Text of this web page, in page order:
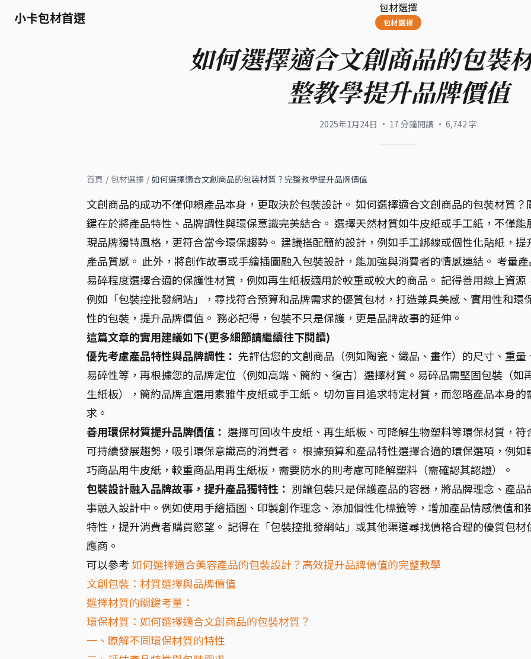
小卡包材首選
包材選擇
包材選擇
如何選擇適合文創商品的包裝
整教學提升品牌價值
2025年1月24日 · 17 分鐘閱讀 · 6,742 字
首頁 / 包材選擇 / 如何選擇適合文創商品的包裝材質？完整教學提升品牌價值
文創商品的成功不僅仰賴產品本身，更取決於包裝設計。 如何選擇適合文創商品的包裝材質？
鍵在於將產品特性、品牌調性與環保意識完美結合。 選擇天然材質如牛皮紙或手工紙，不僅能
現品牌獨特風格，更符合當今環保趨勢。 建議搭配簡約設計，例如手工綁線或個性化貼紙，提
產品質感。 此外，將創作故事或手繪插圖融入包裝設計，能加強與消費者的情感連結。 考量
易碎程度選擇合適的保護性材質，例如再生紙板適用於較重或較大的商品。 記得善用線上資源
例如「包裝控批發網站」，尋找符合預算和品牌需求的優質包材，打造兼具美感、實用性和環
性的包裝，提升品牌價值。 務必記得，包裝不只是保護，更是品牌故事的延伸。
這篇文章的實用建議如下(更多細節請繼續往下閱讀)
優先考慮產品特性與品牌調性： 先評估您的文創商品（例如陶瓷、織品、畫作）的尺寸、重量
易碎性等，再根據您的品牌定位（例如高端、簡約、復古）選擇材質。易碎品需堅固包裝（如
生紙板），簡約品牌宜選用素雅牛皮紙或手工紙。 切勿盲目追求特定材質，而忽略產品本身的
求。
善用環保材質提升品牌價值： 選擇可回收牛皮紙、再生紙板、可降解生物塑料等環保材質，符
可持續發展趨勢，吸引環保意識高的消費者。 根據預算和產品特性選擇合適的環保選項，例如
巧商品用牛皮紙，較重商品用再生紙板，需要防水的則考慮可降解塑料（需確認其認證）。
包裝設計融入品牌故事，提升產品獨特性： 別讓包裝只是保護產品的容器，將品牌理念、產品
事融入設計中。例如使用手繪插圖、印製創作理念、添加個性化標籤等，增加產品情感價值和
特性，提升消費者購買慾望。 記得在「包裝控批發網站」或其他渠道尋找價格合理的優質包材
應商。
可以參考如何選擇適合美容產品的包裝設計？高效提升品牌價值的完整教學
文創包裝：材質選擇與品牌價值
選擇材質的關鍵考量：
環保材質：如何選擇適合文創商品的包裝材質？
一、瞭解不同環保材質的特性